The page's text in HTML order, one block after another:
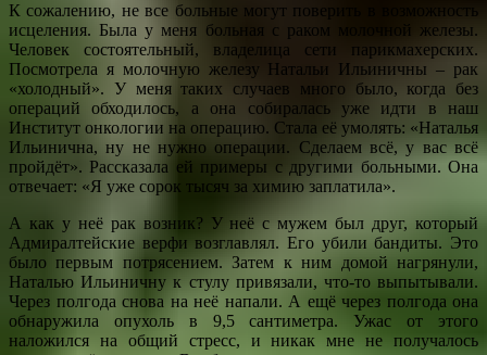
К сожалению, не все больные могут поверить в возможность
исцеления. Была у меня больная с раком молочной железы.
Человек состоятельный, владелица сети парикмахерских.
Посмотрела я молочную железу Натальи Ильиничны – рак
«холодный». У меня таких случаев много было, когда без
операций обходилось, а она собиралась уже идти в наш
Институт онкологии на операцию. Стала её умолять: «Наталья
Ильинична, ну не нужно операции. Сделаем всё, у вас всё
пройдёт». Рассказала ей примеры с другими больными. Она
отвечает: «Я уже сорок тысяч за химию заплатила».
А как у неё рак возник? У неё с мужем был друг, который
Адмиралтейские верфи возглавлял. Его убили бандиты. Это
было первым потрясением. Затем к ним домой нагрянули,
Наталью Ильиничну к стулу привязали, что-то выпытывали.
Через полгода снова на неё напали. А ещё через полгода она
обнаружила опухоль в 9,5 сантиметра. Ужас от этого
наложился на общий стресс, и никак мне не получалось